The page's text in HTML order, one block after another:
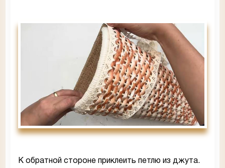
К обратной стороне приклеить петлю из джута.